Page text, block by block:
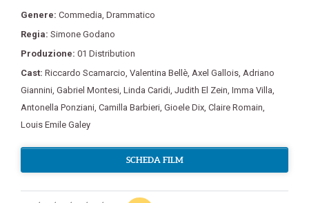
Genere: Commedia Drammatico
Regia: Simone Godano
Produzione: 01 Distribution
Cast: Riccardo Scamarcio Valentina Bellè Axel Gallois Adriano
Giannini Gabriel Montesi Linda Caridi Judith El Zein Imma Villa
Antonella Ponziani Camilla Barbieri Gioele Dix Claire Romain
Louis Emile Galey
SCHEDA FILM